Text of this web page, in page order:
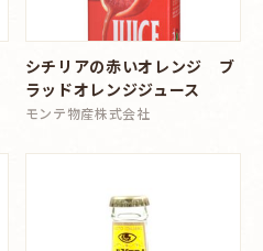
シチリアの赤いオレンジ ブ
ラッドオレンジジュース
モンテ物産株式会社